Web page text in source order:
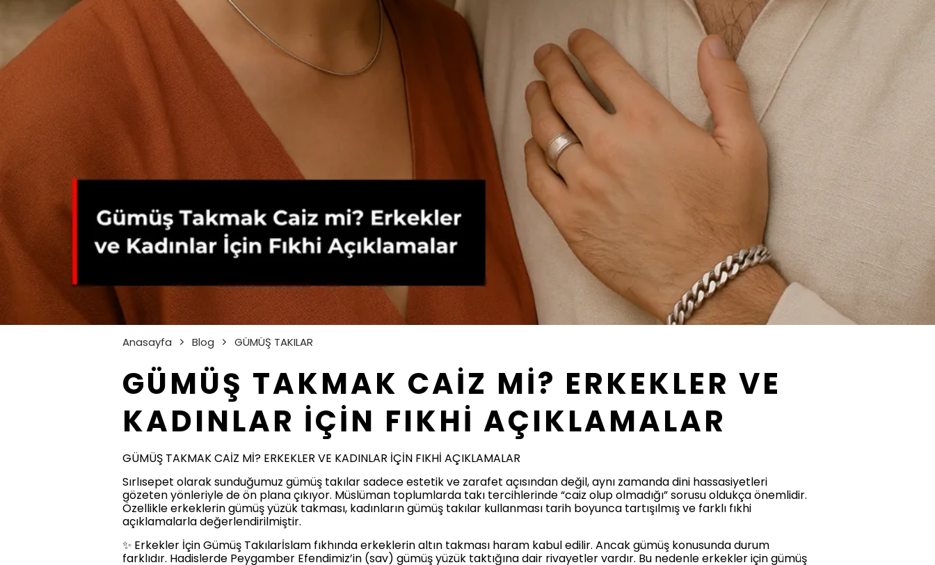
Anasayfa Blog GÜMÜŞ TAKILAR
GÜMÜŞ TAKMAK CAİZ Mİ? ERKEKLER VE
KADINLAR İÇİN FIKHİ AÇIKLAMALAR
GÜMÜŞ TAKMAK CAİZ Mİ? ERKEKLER VE KADINLAR İÇİN FIKHİ AÇIKLAMALAR
Sırlısepet olarak sunduğumuz gümüş takılar sadece estetik ve zarafet açısından değil, aynı zamanda dini hassasiyetleri
gözeten yönleriyle de ön plana çıkıyor. Müslüman toplumlarda takı tercihlerinde “caiz olup olmadığı” sorusu oldukça önemlidir.
Özellikle erkeklerin gümüş yüzük takması, kadınların gümüş takılar kullanması tarih boyunca tartışılmış ve farklı fıkhi
açıklamalarla değerlendirilmiştir.
✨ Erkekler İçin Gümüş Takılarİslam fıkhında erkeklerin altın takması haram kabul edilir. Ancak gümüş konusunda durum
farklıdır. Hadislerde Peygamber Efendimiz’in (sav) gümüş yüzük taktığına dair rivayetler vardır. Bu nedenle erkekler için gümüş